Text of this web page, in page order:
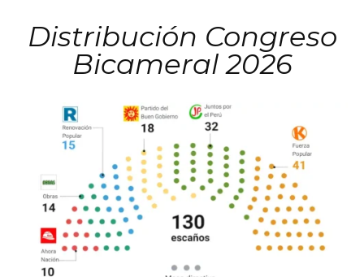
Distribución Congreso
Bicameral 2026